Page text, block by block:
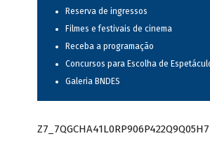
Reserva de ingressos
Filmes e festivais de cinema
Receba a programação
Concursos para Escolha de
Galeria BNDES
Z7_7QGCHA41L0RP906P422Q9Q05H7